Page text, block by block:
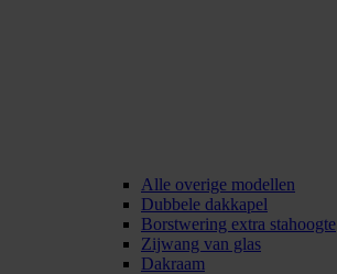
Alle overige modellen
Dubbele dakkapel
Borstwering extra stahoogte
Zijwang van glas
Dakraam